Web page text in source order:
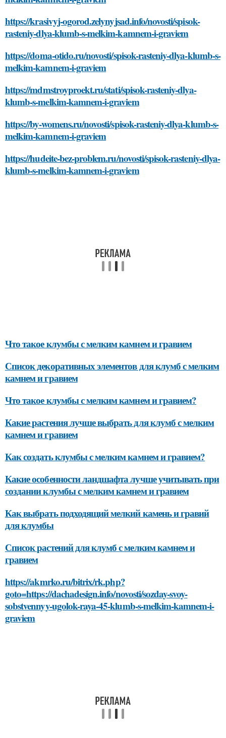
https://krasivyj-ogorod.zelynyjsad.info/novosti/spisok-
rasteniy-dlya-klumb-s-melkim-kamnem-i-graviem
https://doma-otido.ru/novosti/spisok-rasteniy-dlya-klumb-s-
melkim-kamnem-i-graviem
https://mdmstroyproekt.ru/stati/spisok-rasteniy-dlya-
klumb-s-melkim-kamnem-i-graviem
https://by-womens.ru/novosti/spisok-rasteniy-dlya-klumb-s-
melkim-kamnem-i-graviem
https://hudeite-bez-problem.ru/novosti/spisok-rasteniy-dlya-
klumb-s-melkim-kamnem-i-graviem
Что такое клумбы с мелким камнем и гравием
Список декоративных элементов для клумб с мелким
камнем и гравием
Что такое клумбы с мелким камнем и гравием?
Какие растения лучше выбрать для клумб с мелким
камнем и гравием
Как создать клумбы с мелким камнем и гравием?
Какие особенности ландшафта лучше учитывать при
создании клумбы с мелким камнем и гравием
Как выбрать подходящий мелкий камень и гравий
для клумбы
Список растений для клумб с мелким камнем и
гравием
https://akmrko.ru/bitrix/rk.php?
goto=https://dachadesign.info/novosti/sozday-svoy-
sobstvennyy-ugolok-raya-45-klumb-s-melkim-kamnem-i-
graviem